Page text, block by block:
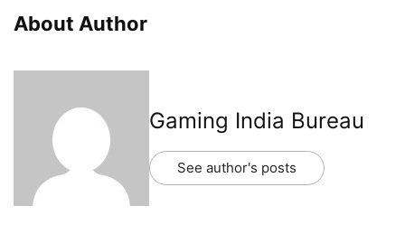
About Author
Gaming India Bureau
See author's posts